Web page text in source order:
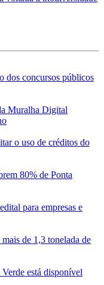
dos concursos públicos
Muralha Digital
o uso de créditos do
80% de Ponta
para empresas e
mais de 1,3 tonelada de
está disponível